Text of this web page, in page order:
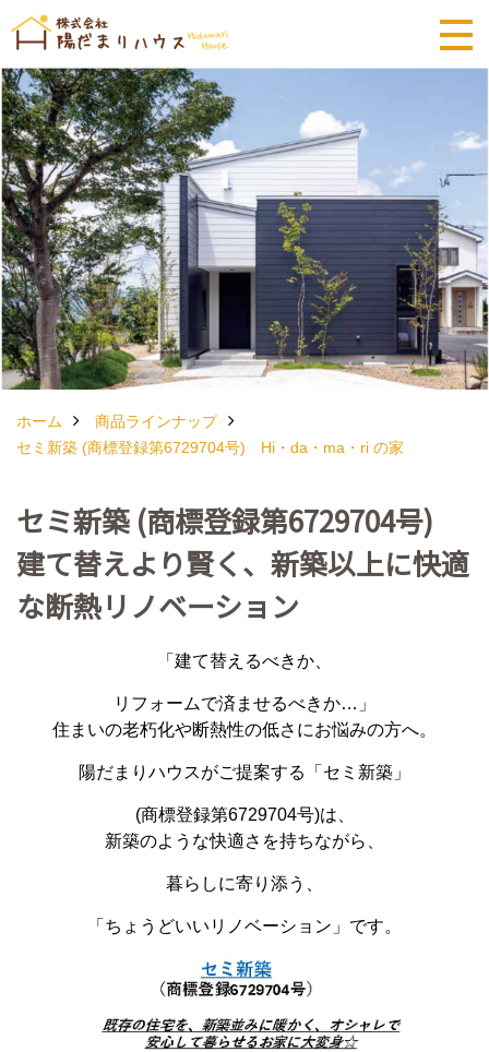
ホーム
商品ラインナップ
セミ新築 (商標登録第6729704号) Hi・da・ma・ri の家
セミ新築 (商標登録第6729704号)
建て替えより賢く、新築以上に快適
な断熱リノベーション
「建て替えるべきか、
リフォームで済ませるべきか…」
住まいの老朽化や断熱性の低さにお悩みの方へ。
陽だまりハウスがご提案する「セミ新築」
(商標登録第6729704号)は、
新築のような快適さを持ちながら、
暮らしに寄り添う、
「ちょうどいいリノベーション」です。